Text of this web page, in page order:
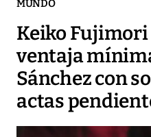
MUNDO
Keiko
ventaja
Sánchez con
actas